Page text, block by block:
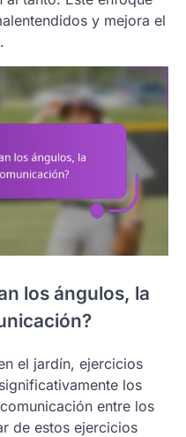
y mejora el
los ángulos, la
el jardín, ejercicios
los
entre los
de estos ejercicios